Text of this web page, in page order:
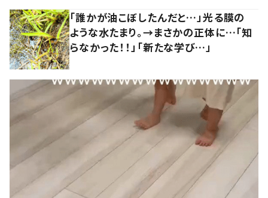
「誰かが油こぼしたんだと…」光る膜の
ような水たまり。→まさかの正体に…「知
らなかった！！」「新たな学び…」